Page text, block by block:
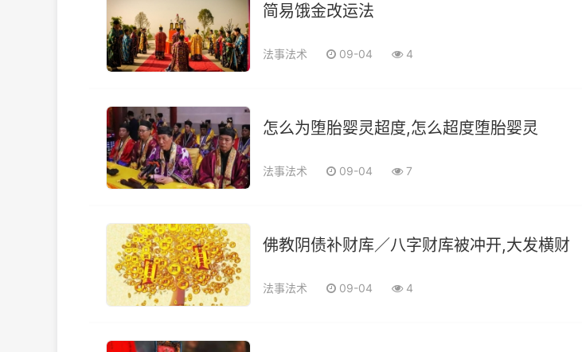
简易饿金改运法
法事法术 09-04 4
怎么为堕胎婴灵超度,怎么超度堕胎婴灵
法事法术 09-04 7
佛教阴债补财库／八字财库被冲开,大发横财
法事法术 09-04 4